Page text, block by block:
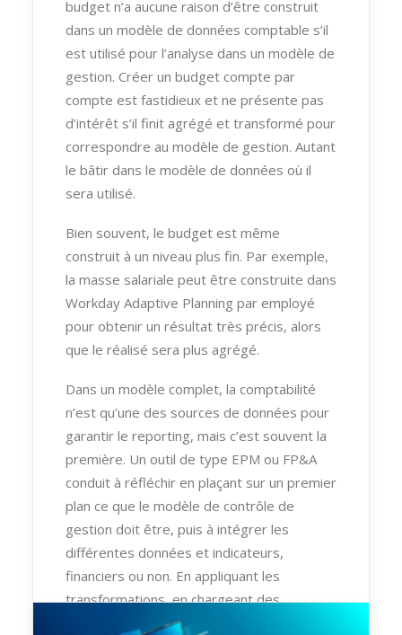
budget n’a aucune raison d’être construit
dans un modèle de données comptable s’il
est utilisé pour l’analyse dans un modèle de
gestion. Créer un budget compte par
compte est fastidieux et ne présente pas
d’intérêt s’il finit agrégé et transformé pour
correspondre au modèle de gestion. Autant
le bâtir dans le modèle de données où il
sera utilisé.
Bien souvent, le budget est même
construit à un niveau plus fin. Par exemple,
la masse salariale peut être construite dans
Workday Adaptive Planning par employé
pour obtenir un résultat très précis, alors
que le réalisé sera plus agrégé.
Dans un modèle complet, la comptabilité
n’est qu’une des sources de données pour
garantir le reporting, mais c’est souvent la
première. Un outil de type EPM ou FP&A
conduit à réfléchir en plaçant sur un premier
plan ce que le modèle de contrôle de
gestion doit être, puis à intégrer les
différentes données et indicateurs,
financiers ou non. En appliquant les
transformations, en chargeant des
données complémentaires, en conservant